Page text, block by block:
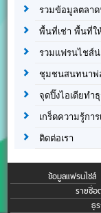
รวมข้อมูลตลา
พื้นที่เช่า พื้นที่ใ
รวมแฟรนไชส์
ชุมชนสนทนาพ่
จุดปิ๊งไอเดียทำ
เกร็ดความรู้การ
ติดต่อเรา
ข้อมูลแฟรนไชส์
รายชื่อ
ธุ